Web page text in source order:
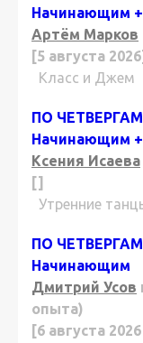
Начинающим
Артём Марков
[5 августа 2026]
Класс и Джем
ПО
Начинающим
Ксения Исаева
[]
Утренние
ПО
Начинающим
Дмитрий Усов
опыта)
[6 августа